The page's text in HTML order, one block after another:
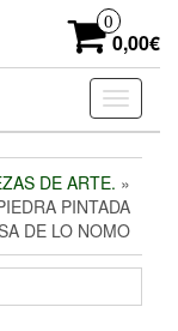
0
0,00€
Toggle
DE ARTE. »
PINTADA
DE LO NOMO